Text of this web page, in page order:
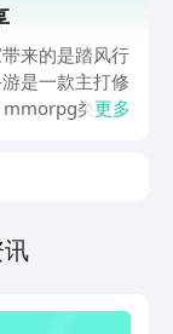
下预约链接，
方链接到九游
不仅会提醒大
预约奖励。
来的是踏风行
是一款主打修
类型
后，主机游戏
戏体验。现游
约了。不久之
速上手玩耍游戏
更多